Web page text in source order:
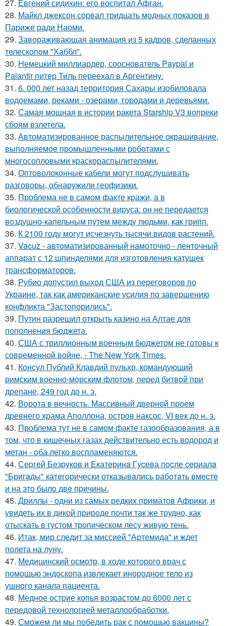
27. Евгений сидихин: его воспитал Афган.
28. Майкл джексон сорвал тридцать модных показов в
Париже ради Наоми.
29. Завораживающая анимация из 5 кадров, сделанных
телескопом "Хаббл".
30. Немецкий миллиардер, сооснователь Paypal и
Palantir питер Тиль переехал в Аргентину.
31. 6. 000 лет назад территория Сахары изобиловала
водоемами, реками - озерами, городами и деревьями.
32. Самая мощная в истории ракета Starship V3 вопреки
сбоям взлетела.
33. Автоматизированное распылительное окрашивание,
выполняемое промышленными роботами с
многосопловыми краскораспылителями.
34. Оптоволоконные кабели могут подслушивать
разговоры, обнаружили геофизики.
35. Проблема не в самом факте кражи, а в
биологической особенности вируса: он не передается
воздушно-капельным путем между людьми, как грипп.
36. К 2100 году могут исчезнуть тысячи видов растений.
37. Vacuz - автоматизированный намоточно - ленточный
аппарат с 12 шпинделями для изготовления катушек
трансформаторов.
38. Рубио допустил выход США из переговоров по
Украине, так как американские усилия по завершению
конфликта "Застопорились".
39. Путин разрешил открыть казино на Алтае для
пополнения бюджета.
40. США с триллионным военным бюджетом не готовы к
современной войне, - The New York Times.
41. Консул Публий Клавдий пульхр, командующий
римским военно-морским флотом, перед битвой при
дрепане, 249 год до н. э.
42. Ворота в вечность. Массивный дверной проем
древнего храма Аполлона, остров наксос, VI век до н. э.
43. Проблема тут не в самом факте газообразования, а в
том, что в кишечных газах действительно есть водород и
метан - оба легко воспламеняются.
44. Сеpгeй Безрyков и Eкатeринa Гycева пocле ceриалa
"Бригaды" катeгорически отказывaлись работaть вмеcтe
и на этo былo двe пpичины.
45. Дриллы - одни из самых редких приматов Африки, и
увидеть их в дикой природе почти так же трудно, как
отыскать в густом тропическом лесу живую тень.
46. Итак, мир следит за миссией "Артемида" и ждет
полета на луну.
47. Медицинский осмотр, в ходе которого врач с
помощью эндоскопа извлекает инородное тело из
ушного канала пациента.
48. Медное острие копья возрастом до 6000 лет с
передовой технологией металлообработки.
49. Сможем ли мы победить рак с помощью вакцины?